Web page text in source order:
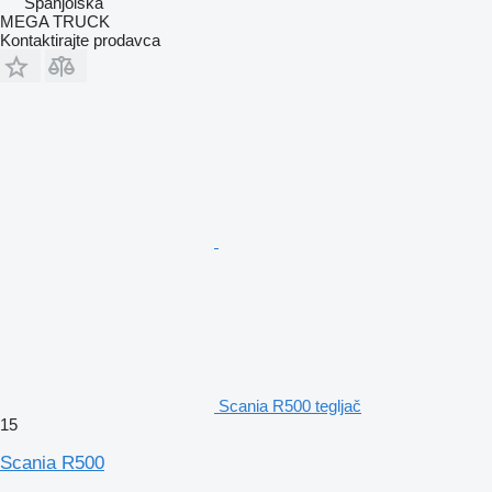
MEGA TRUCK
Kontaktirajte prodavca
Scania R500 tegljač
15
Scania R500